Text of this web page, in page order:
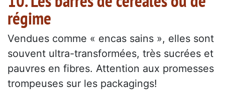
régime
Vendues comme « encas sains », elles sont
souvent ultra-transformées, très sucrées et
pauvres en fibres. Attention aux promesses
trompeuses sur les packagings!